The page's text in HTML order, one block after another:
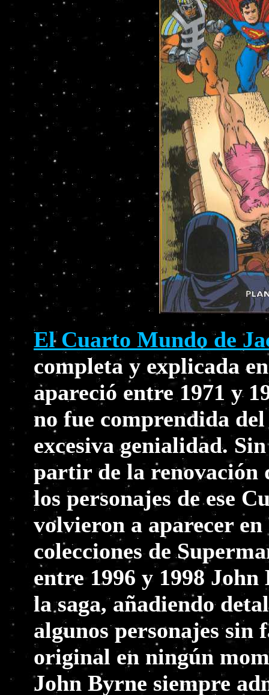
El Cuarto Mundo de
completa y explicada
apareció entre 1971 y
no fue comprendida
excesiva genialidad.
partir de la renovación
los personajes de ese
volvieron a aparecer
colecciones de
entre 1996 y 1998
la saga, añadiendo
algunos personajes sin
original en ningún
John Byrne siempre